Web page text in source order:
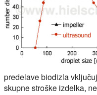
predelave biodizla
skupne stroške izdelka,